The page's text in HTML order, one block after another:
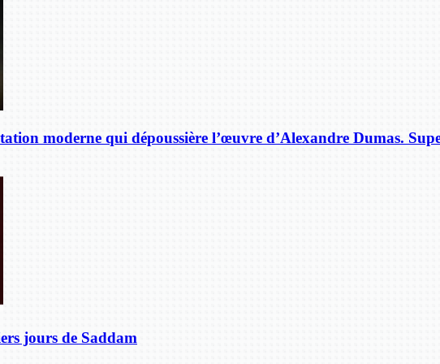
moderne qui dépoussière l’œuvre d’Alexandre Dumas.
jours de Saddam